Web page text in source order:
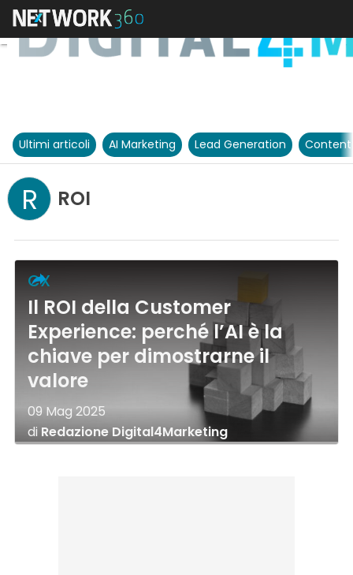
Ultimi articoli AI Marketing Lead Generation
R ROI
CX
Il ROI della Customer
Experience: perché l’AI è la
chiave per dimostrarne il
valore
09 Mag 2025
di Redazione Digital4Marketing